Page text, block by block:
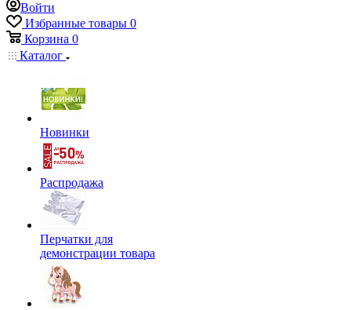
Войти
Избранные товары 0
Корзина 0
Каталог
Новинки
Распродажа
Перчатки для
демонстрации товара